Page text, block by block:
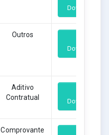
Download
Outros
Download
Aditivo
Contratual
Download
Comprovante